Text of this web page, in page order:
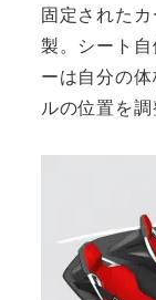
固定された
製。シート
ーは自分の
ルの位置を